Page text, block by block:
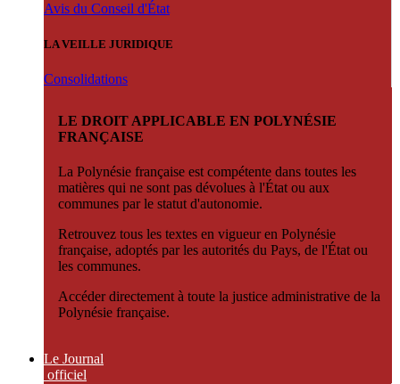
Avis du Conseil d'État
LA VEILLE JURIDIQUE
Consolidations
LE DROIT APPLICABLE EN POLYNÉSIE
FRANÇAISE
La Polynésie française est compétente dans toutes les
matières qui ne sont pas dévolues à l'État ou aux
communes par le statut d'autonomie.
Retrouvez tous les textes en vigueur en Polynésie
française, adoptés par les autorités du Pays, de l'État ou
les communes.
Accéder directement à toute la justice administrative de la
Polynésie française.
Le Journal
officiel